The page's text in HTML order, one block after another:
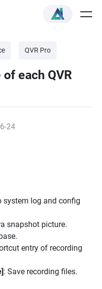
QVR Pro
each QVR
24
system log and config
snapshot picture.
entry of recording
: Save recording files.